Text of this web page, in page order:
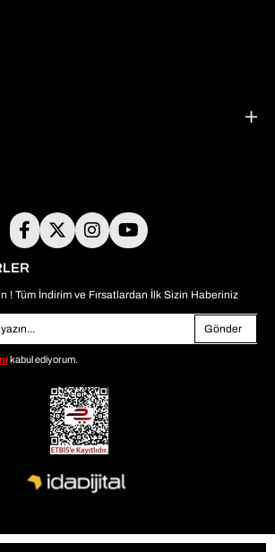
! Tüm İndirim ve Fırsatlardan İlk Sizin Haberiniz
Gönder
kabul ediyorum.